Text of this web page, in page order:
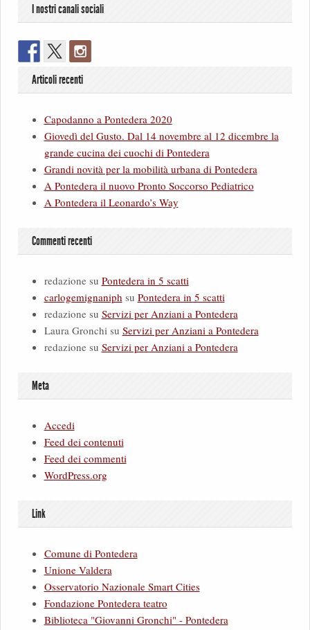
I nostri canali sociali
Articoli recenti
Capodanno a Pontedera 2020
Giovedì del Gusto. Dal 14 novembre al 12 dicembre la
grande cucina dei cuochi di Pontedera
Grandi novità per la mobilità urbana di Pontedera
A Pontedera il nuovo Pronto Soccorso Pediatrico
A Pontedera il Leonardo’s Way
Commenti recenti
redazionesu Pontedera in 5 scatti
carlogemignaniph su Pontedera in 5 scatti
redazionesu Servizi per Anziani a Pontedera
Laura Gronchi su Servizi per Anziani a Pontedera
redazionesu Servizi per Anziani a Pontedera
Meta
Accedi
Feed dei contenuti
Feed dei commenti
WordPress.org
Link
Comune di Pontedera
Unione Valdera
Osservatorio Nazionale Smart Cities
Fondazione Pontedera teatro
Biblioteca "Giovanni Gronchi" - Pontedera